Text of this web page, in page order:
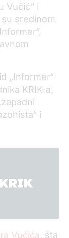
Vučić“ i
sredinom
„Informer“
KRIK-a,
i
Vučića, šta